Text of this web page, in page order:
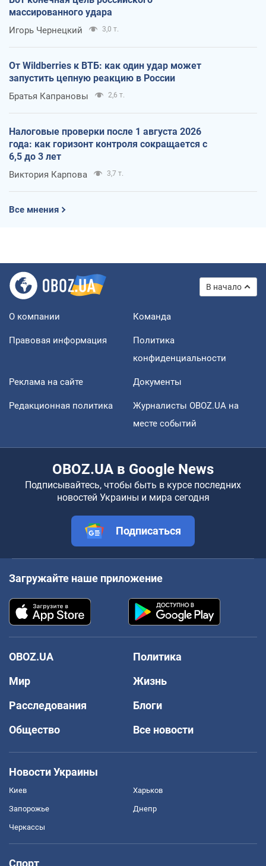
массированного удара
Игорь Чернецкий 3,0 т.
От Wildberries к ВТБ: как один удар может
запустить цепную реакцию в России
Братья Капрановы 2,6 т.
Налоговые проверки после 1 августа 2026
года: как горизонт контроля сокращается с
6,5 до 3 лет
Виктория Карпова 3,7 т.
Все мнения
В начало
О компании Команда
Правовая информация
Политика
конфиденциальности
Реклама на сайте Документы
Редакционная политика
Журналисты OBOZ.UA на
месте событий
OBOZ.UA в Google News
Подписывайтесь, чтобы быть в курсе последних
новостей Украины и мира сегодня
Подписаться
Загружайте наше приложение
OBOZ.UA
Политика
Мир
Жизнь
Расследования
Блоги
Общество
Все новости
Новости Украины
Киев Харьков
Запорожье Днепр
Черкассы
Спорт